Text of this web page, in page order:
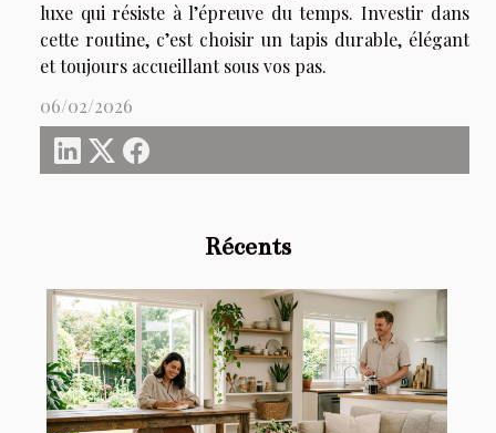
Récents
luxe qui résiste à l’épreuve du temps. Investir dans
cette routine, c’est choisir un tapis durable, élégant
et toujours accueillant sous vos pas.
06/02/2026